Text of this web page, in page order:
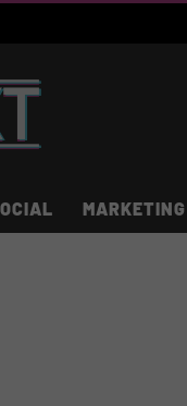
MARKETING